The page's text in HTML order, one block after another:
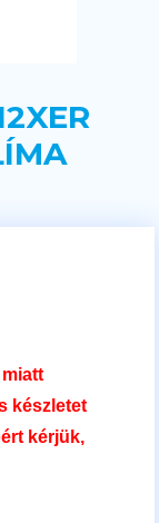
készletet
kérjük,